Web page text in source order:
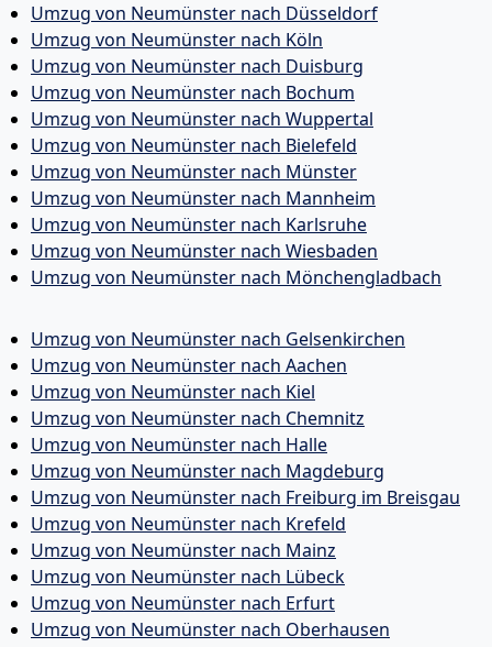
Umzug von Neumünster nach Düsseldorf
Umzug von Neumünster nach Köln
Umzug von Neumünster nach Duisburg
Umzug von Neumünster nach Bochum
Umzug von Neumünster nach Wuppertal
Umzug von Neumünster nach Bielefeld
Umzug von Neumünster nach Münster
Umzug von Neumünster nach Mannheim
Umzug von Neumünster nach Karlsruhe
Umzug von Neumünster nach Wiesbaden
Umzug von Neumünster nach Mönchen­gladbach
Umzug von Neumünster nach Gelsenkirchen
Umzug von Neumünster nach Aachen
Umzug von Neumünster nach Kiel
Umzug von Neumünster nach Chemnitz
Umzug von Neumünster nach Halle
Umzug von Neumünster nach Magdeburg
Umzug von Neumünster nach Freiburg im Breisgau
Umzug von Neumünster nach Krefeld
Umzug von Neumünster nach Mainz
Umzug von Neumünster nach Lübeck
Umzug von Neumünster nach Erfurt
Umzug von Neumünster nach Oberhausen